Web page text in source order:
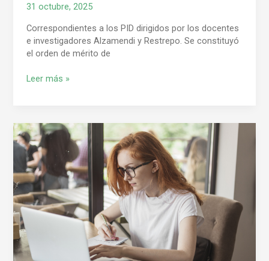
31 octubre, 2025
Correspondientes a los PID dirigidos por los docentes
e investigadores Alzamendi y Restrepo. Se constituyó
el orden de mérito de
Leer más »
Convocatoria
a
cubrir
Becas
PID
sobre
desarrollo
de
Indicadores